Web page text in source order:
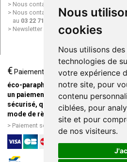
Nous
cookies
Nous utilisons
technologies de
votre expérience
notre site, pour
contenu
ciblées, pour
site et pour
de nos visiteurs.
Nous contacter par e-mail
Nous contacter par téléphone
au 03 22 71 64 10
Newsletter
€Paiement
éco-parapharmacie.fr offre
un paiement entièrement
sécurisé, quel que soit le
mode de règlement
Paiement sécurisé et simple